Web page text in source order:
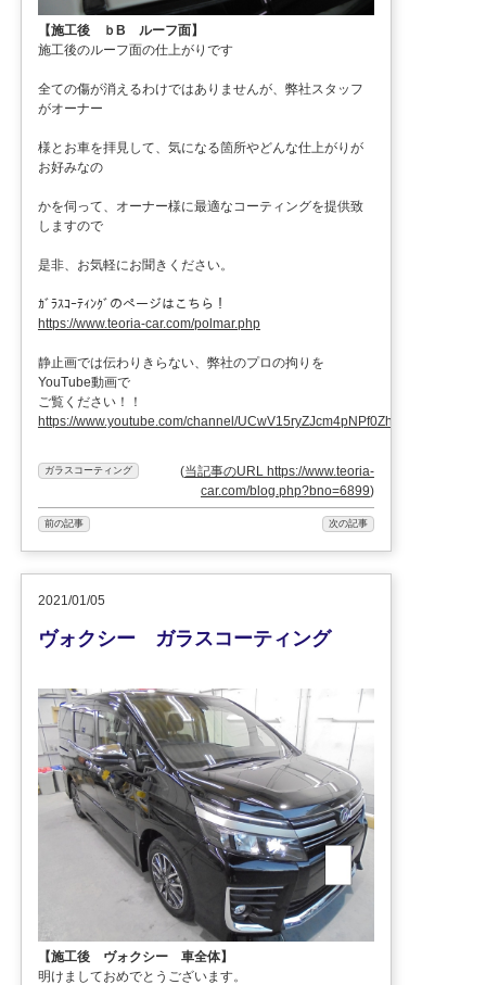
【施工後 ｂB ルーフ面】
施工後のルーフ面の仕上がりです
全ての傷が消えるわけではありませんが、弊社スタッフ
がオーナー
様とお車を拝見して、気になる箇所やどんな仕上がりが
お好みなの
かを伺って、オーナー様に最適なコーティングを提供致
しますので
是非、お気軽にお聞きください。
ｶﾞﾗｽｺｰﾃｨﾝｸﾞのページはこちら！
https://www.teoria-car.com/polmar.php
静止画では伝わりきらない、弊社のプロの拘りを
YouTube動画で
ご覧ください！！
https://www.youtube.com/channel/UCwV15ryZJcm4pNPf0ZhXu9g
ガラスコーティング (当記事のURL https://www.teoria-
car.com/blog.php?bno=6899)
前の記事 次の記事
2021/01/05
ヴォクシー ガラスコーティング
【施工後 ヴォクシー 車全体】
明けましておめでとうございます。